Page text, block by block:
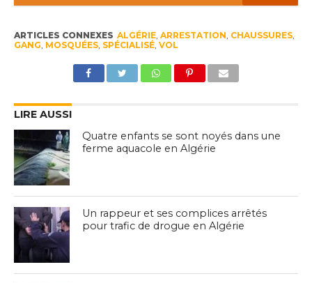
ARTICLES CONNEXES ALGÉRIE, ARRESTATION CHAUSSURES,
GANG MOSQUÉES, SPÉCIALISÉ, VOL
LIRE AUSSI
Quatre enfants se sont noyés dans une
ferme aquacole en Algérie
Un rappeur et ses complices arrêtés
pour trafic de drogue en Algérie